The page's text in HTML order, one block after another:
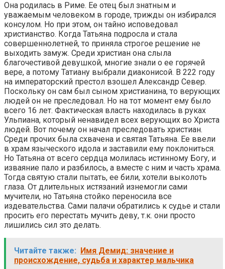
Она родилась в Риме. Ее отец был знатным и
уважаемым человеком в городе, трижды он избирался
консулом. Но при этом, он тайно исповедовал
христианство. Когда Татьяна подросла и стала
совершеннолетней, то приняла строгое решение не
выходить замуж. Среди христиан она слыла
благочестивой девушкой, многие знали о ее горячей
вере, а потому Татиану выбрали диаконисой. В 222 году
на императорский престол взошел Александр Север.
Поскольку он сам был сыном христианина, то верующих
людей он не преследовал. Но на тот момент ему было
всего 16 лет. Фактическая власть находилась в руках
Ульпиана, который ненавидел всех верующих во Христа
людей. Вот почему он начал преследовать христиан.
Среди прочих была схвачена и святая Татьяна. Ее ввели
в храм языческого идола и заставили ему поклониться.
Но Татьяна от всего сердца молилась истинному Богу, и
изваяние пало и разбилось, а вместе с ним и часть храма.
Тогда святую стали пытать, ее били, хотели выколоть
глаза. От длительных истязаний изнемогли сами
мучители, но Татьяна стойко переносила все
издевательства. Сами палачи обратились к судье и стали
просить его перестать мучить деву, т.к. они просто
лишились сил это делать.
Читайте также:
Имя Демид: значение и
происхождение, судьба и характер мальчика